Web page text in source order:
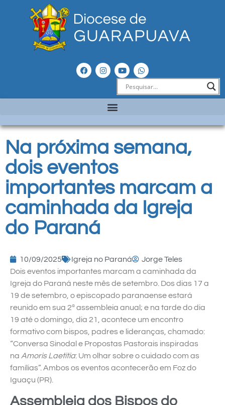
Na próxima semana,
dois eventos
importantes marcam a
caminhada da Igreja
do Paraná
10/09/2025 Igreja no Paraná
Jorge Teles
Dois eventos importantes marcam a caminhada da
Igreja do Paraná neste mês de setembro. Dos dias 17 a
19 de setembro, o episcopado paranaense estará
reunido em sua 2ª assembleia anual; e na tarde do dia
19 até o domingo, dia 21, acontece um encontro
formativo com bispos, padres e lideranças, chamado:
“Conversa Sinodal e Propostas Pastorais inspiradas
na Amoris Laetitia: Um olhar sobre o cuidado com as
famílias”. Ambos os eventos acontecerão em Foz do
Iguaçu (PR).
Assembleia dos Bispos do